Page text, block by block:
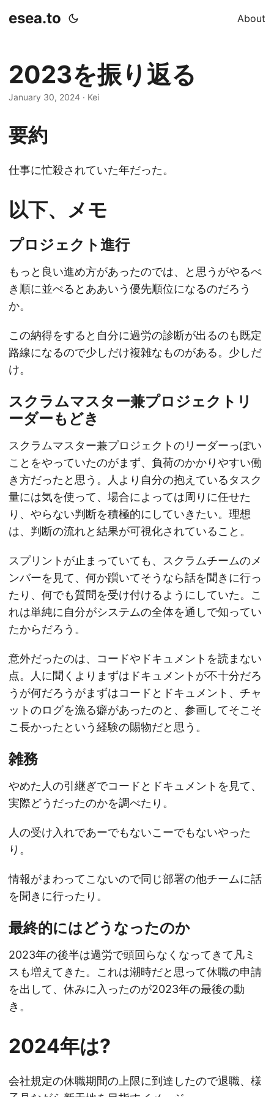
esea.to About
2023を振り返る
January 30, 2024 · Kei
要約
仕事に忙殺されていた年だった。
以下、メモ
プロジェクト進行
もっと良い進め方があったのでは、と思うがやるべ
き順に並べるとああいう優先順位になるのだろう
か。
この納得をすると自分に過労の診断が出るのも既定
路線になるので少しだけ複雑なものがある。少しだ
け。
スクラムマスター兼プロジェクトリ
ーダーもどき
スクラムマスター兼プロジェクトのリーダーっぽい
ことをやっていたのがまず、負荷のかかりやすい働
き方だったと思う。人より自分の抱えているタスク
量には気を使って、場合によっては周りに任せた
り、やらない判断を積極的にしていきたい。理想
は、判断の流れと結果が可視化されていること。
スプリントが止まっていても、スクラムチームのメ
ンバーを見て、何か躓いてそうなら話を聞きに行っ
たり、何でも質問を受け付けるようにしていた。こ
れは単純に自分がシステムの全体を通しで知ってい
たからだろう。
意外だったのは、コードやドキュメントを読まない
点。人に聞くよりまずはドキュメントが不十分だろ
うが何だろうがまずはコードとドキュメント、チャ
ットのログを漁る癖があったのと、参画してそこそ
こ長かったという経験の賜物だと思う。
雑務
やめた人の引継ぎでコードとドキュメントを見て、
実際どうだったのかを調べたり。
人の受け入れであーでもないこーでもないやった
り。
情報がまわってこないので同じ部署の他チームに話
を聞きに行ったり。
最終的にはどうなったのか
2023年の後半は過労で頭回らなくなってきて凡ミ
スも増えてきた。これは潮時だと思って休職の申請
を出して、休みに入ったのが2023年の最後の動
き。
2024年は?
会社規定の休職期間の上限に到達したので退職、様